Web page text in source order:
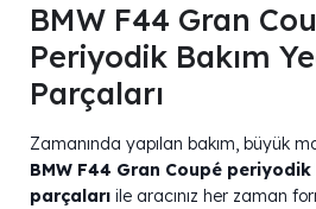
BMW F44 Gran
Periyodik Bakım
Parçaları
Zamanında yapılan bakım, büyük
BMW F44 Gran Coupé
parçaları ile aracınız her zaman